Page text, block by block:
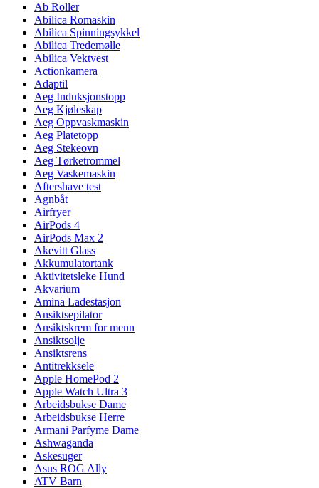
Ab Roller
Abilica Romaskin
Abilica Spinningsykkel
Abilica Tredemølle
Abilica Vektvest
Actionkamera
Adaptil
Aeg Induksjonstopp
Aeg Kjøleskap
Aeg Oppvaskmaskin
Aeg Platetopp
Aeg Stekeovn
Aeg Tørketrommel
Aeg Vaskemaskin
Aftershave test
Agnbåt
Airfryer
AirPods 4
AirPods Max 2
Akevitt Glass
Akkumulatortank
Aktivitetsleke Hund
Akvarium
Amina Ladestasjon
Ansiktsepilator
Ansiktskrem for menn
Ansiktsolje
Ansiktsrens
Antitrekksele
Apple HomePod 2
Apple Watch Ultra 3
Arbeidsbukse Dame
Arbeidsbukse Herre
Armani Parfyme Dame
Ashwaganda
Askesuger
Asus ROG Ally
ATV Barn